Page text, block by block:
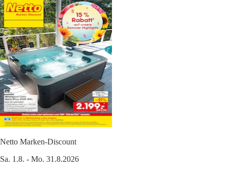
Netto Marken-Discount
Sa. 1.8. - Mo. 31.8.2026